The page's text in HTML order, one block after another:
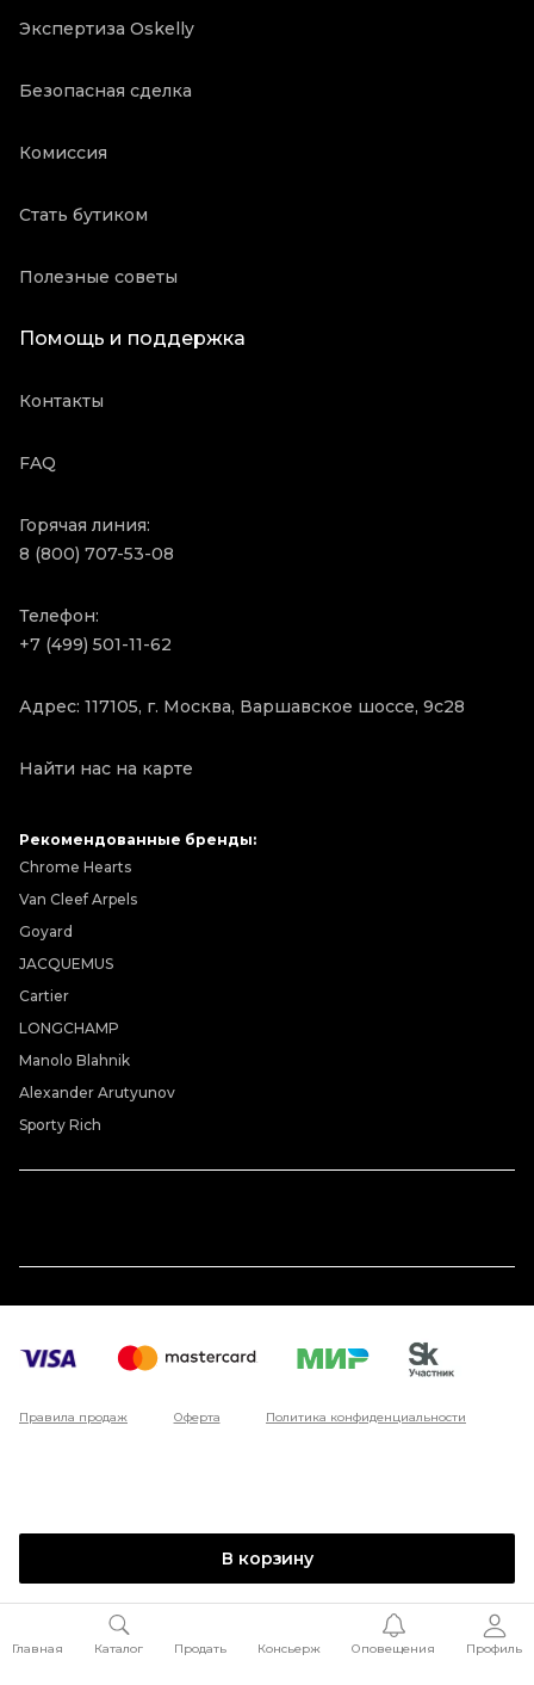
В корзину
Экспертиза Oskelly
Безопасная сделка
Комиссия
Стать бутиком
Полезные советы
Помощь и поддержка
Контакты
FAQ
Горячая линия:
8 (800) 707-53-08
Телефон:
+7 (499) 501-11-62
Адрес: 117105, г. Москва, Варшавское шоссе, 9с28
Найти нас на карте
Рекомендованные бренды:
Chrome Hearts
Van Cleef Arpels
Goyard
JACQUEMUS
Cartier
LONGCHAMP
Manolo Blahnik
Alexander Arutyunov
Sporty Rich
Правила продаж Оферта Политика конфиденциальности
Главная Каталог Продать Консьерж Оповещения Профиль